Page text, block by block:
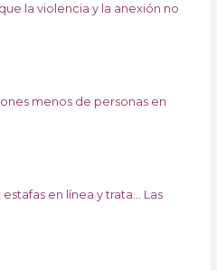
la violencia y la anexión no
menos de personas en
en línea y trata… Las